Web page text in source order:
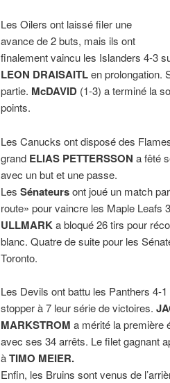
Les Oilers ont laissé filer une
avance de 2 buts, mais ils ont
finalement vaincu les Islanders 4-3
LEON DRAISAITLen prolongation.
partie. McDAVID (1-3) a terminé la
points.
Les Canucks ont disposé des
grand ELIAS PETTERSSON a fêté
avec un but et une passe.
LesSénateursont joué un match
route» pour vaincre les Maple Leafs
ULLMARKa bloqué 26 tirs pour
blanc. Quatre de suite pour les
Toronto.
Les Devils ont battu les Panthers 4-1
stopper à 7 leur série de victoires.
MARKSTROM a mérité la première
avec ses 34 arrêts. Le filet gagnant
àTIMO MEIER.
Enfin, les Bruins sont venus de